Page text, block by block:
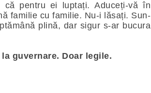
pentru ei luptați. Aduceți-vă în
familie cu familie. Nu-i lăsați. Sun-
plină, dar sigur s-ar bucura
guvernare. Doar legile.